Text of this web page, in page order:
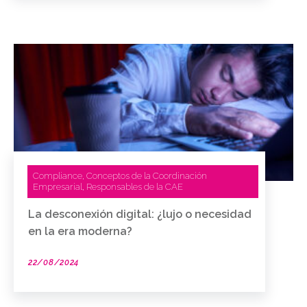
Compliance, Conceptos de la Coordinación
Empresarial, Responsables de la CAE
La desconexión digital: ¿lujo o necesidad
en la era moderna?
22/08/2024